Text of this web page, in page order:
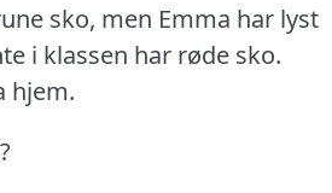
sko, men Emma har lyst
i klassen har røde sko.
hjem.